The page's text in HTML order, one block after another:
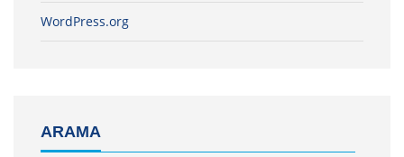
WordPress.org
ARAMA